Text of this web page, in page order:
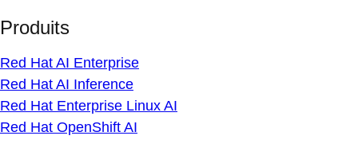
Produits
Red Hat AI Enterprise
Red Hat AI Inference
Red Hat Enterprise Linux AI
Red Hat OpenShift AI